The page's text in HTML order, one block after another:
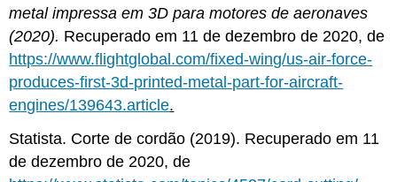
metal impressa em 3D para motores de aeronaves
(2020). Recuperado em 11 de dezembro de 2020, de
https://www.flightglobal.com/fixed-wing/us-air-force-
produces-first-3d-printed-metal-part-for-aircraft-
engines/139643.article.
Statista. Corte de cordão (2019). Recuperado em 11
de dezembro de 2020, de